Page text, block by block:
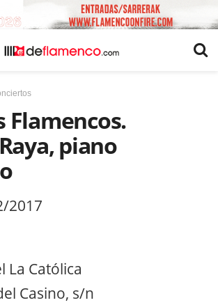
Flamencos.
piano
2017
La Católica
Casino, s/n